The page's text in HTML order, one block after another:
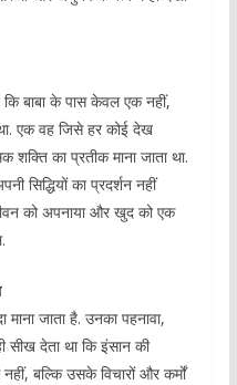
कि बाबा के पास केवल एक नहीं,
एक वह जिसे हर कोई देख
शक्ति का प्रतीक माना जाता था.
सिद्धियों का प्रदर्शन नहीं
को अपनाया और खुद को एक
माना जाता है. उनका पहनावा,
सीख देता था कि इंसान की
बल्कि उसके विचारों और कर्मों